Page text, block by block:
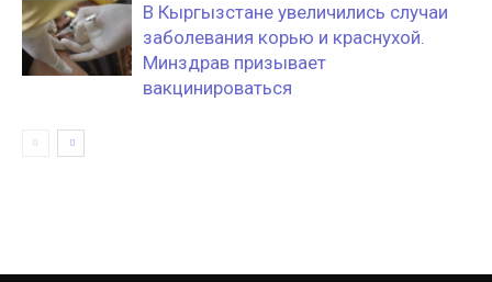
В Кыргызстане увеличились случаи
заболевания корью и краснухой.
Минздрав призывает
вакцинироваться